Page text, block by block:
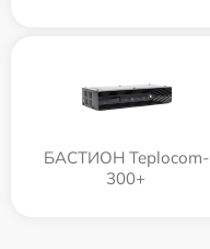
БАСТИОН Teplocom-
300+